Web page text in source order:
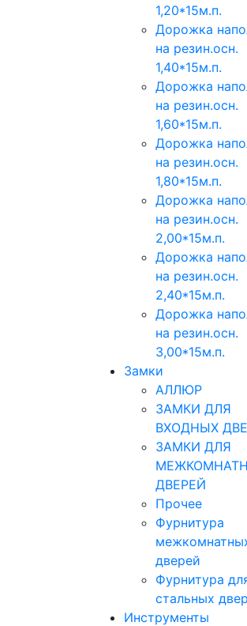
1,20*15м.п.
Дорожка
на резин.осн.
1,40*15м.п.
Дорожка
на резин.осн.
1,60*15м.п.
Дорожка
на резин.осн.
1,80*15м.п.
Дорожка
на резин.осн.
2,00*15м.п.
Дорожка
на резин.осн.
2,40*15м.п.
Дорожка
на резин.осн.
3,00*15м.п.
Замки
АЛЛЮР
ЗАМКИ ДЛЯ
ВХОДНЫХ
ЗАМКИ ДЛЯ
ДВЕРЕЙ
Прочее
Фурнитура
дверей
Фурнитура
стальных
Инструменты